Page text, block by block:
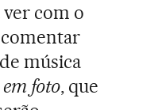
com o
comentar
música
foto, que